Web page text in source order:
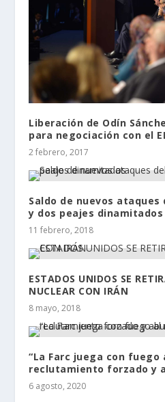
Liberación de Odín
para negociación con el
2 febrero, 2017
Saldo de nuevos ataques
y dos peajes dinamitados
11 febrero, 2018
ESTADOS UNIDOS SE
NUCLEAR CON IRÁN
8 mayo, 2018
“La Farc juega con fuego
reclutamiento forzado y
6 agosto, 2020